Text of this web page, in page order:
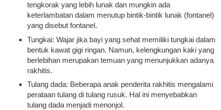
tengkorak yang lebih lunak dan mungkin ada
keterlambatan dalam menutup bintik-bintik lunak (fontanel)
yang disebut fontanel.
Tungkai: Wajar jika bayi yang sehat memiliki tungkai dalam
bentuk kawat gigi ringan. Namun, kelengkungan kaki yang
berlebihan merupakan temuan yang menunjukkan adanya
rakhitis.
Tulang dada: Beberapa anak penderita rakhitis mengalami
perataan tulang di tulang rusuk. Hal ini menyebabkan
tulang dada menjadi menonjol.